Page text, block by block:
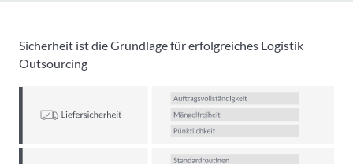
Sicherheit ist die Grundlage für erfolgreiches Logistik
Outsourcing